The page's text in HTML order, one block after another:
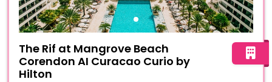
Fotos do hotel The Rif at Mangrove Beach Corendon AI
The Rif at Mangrove Beach
Corendon AI Curacao Curio by
Hilton